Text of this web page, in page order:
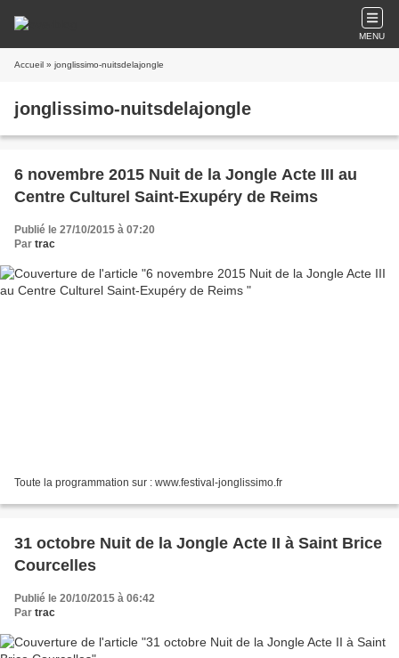
MENU
Accueil » jonglissimo-nuitsdelajongle
jonglissimo-nuitsdelajongle
6 novembre 2015 Nuit de la Jongle Acte III au
Centre Culturel Saint-Exupéry de Reims
Publié le 27/10/2015 à 07:20
Par trac
Toute la programmation sur : www.festival-jonglissimo.fr
31 octobre Nuit de la Jongle Acte II à Saint Brice
Courcelles
Publié le 20/10/2015 à 06:42
Par trac